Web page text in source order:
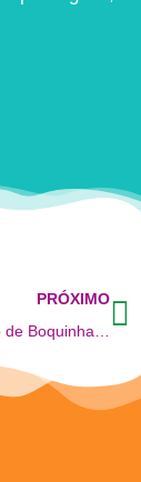
PRÓXIMO
Representação de Boquinhas no 1º Congresso Luso-Brasileiro em Transtornos de Aprendizagem, Dislexia, Cognição e Emoção.